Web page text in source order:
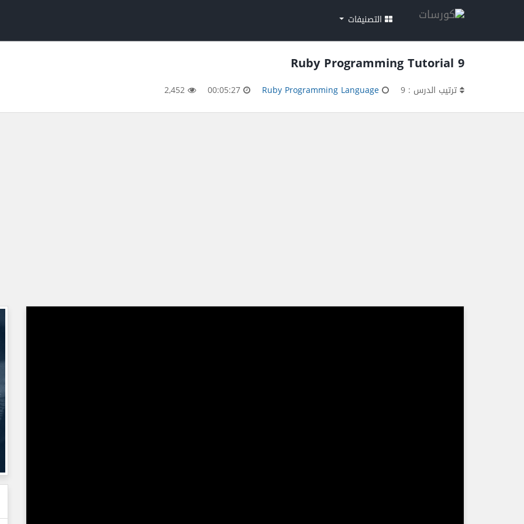
التصنيفات
Ruby Programming Tutorial 9
ترتيب الدرس : 9 Ruby Programming Language